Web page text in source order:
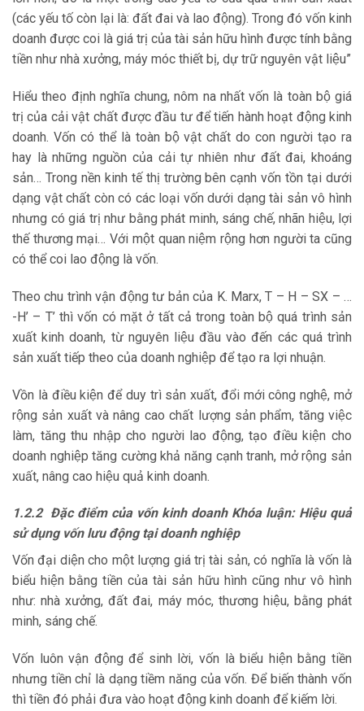
(các yếu tố còn lại là: đất đai và lao động). Trong đó vốn kinh
doanh được coi là giá trị của tài sản hữu hình được tính bằng
tiền như nhà xưởng, máy móc thiết bị, dự trữ nguyên vật liệu”
Hiểu theo định nghĩa chung, nôm na nhất vốn là toàn bộ giá
trị của cải vật chất được đầu tư để tiến hành hoạt động kinh
doanh. Vốn có thể là toàn bộ vật chất do con người tạo ra
hay là những nguồn của cải tự nhiên như đất đai, khoáng
sản… Trong nền kinh tế thị trường bên cạnh vốn tồn tại dưới
dạng vật chất còn có các loại vốn dưới dạng tài sản vô hình
nhưng có giá trị như bằng phát minh, sáng chế, nhãn hiệu, lợi
thế thương mại… Với một quan niệm rộng hơn người ta cũng
có thể coi lao động là vốn.
Theo chu trình vận động tư bản của K. Marx, T – H – SX – …
-H’ – T’ thì vốn có mặt ở tất cả trong toàn bộ quá trình sản
xuất kinh doanh, từ nguyên liệu đầu vào đến các quá trình
sản xuất tiếp theo của doanh nghiệp để tạo ra lợi nhuận.
Vồn là điều kiện để duy trì sản xuất, đổi mới công nghệ, mở
rộng sản xuất và nâng cao chất lượng sản phẩm, tăng việc
làm, tăng thu nhập cho người lao động, tạo điều kiện cho
doanh nghiệp tăng cường khả năng cạnh tranh, mở rộng sản
xuất, nâng cao hiệu quả kinh doanh.
1.2.2 Đặc điểm của vốn kinh doanh Khóa luận: Hiệu quả
sử dụng vốn lưu động tại doanh nghiệp
Vốn đại diện cho một lượng giá trị tài sản, có nghĩa là vốn là
biểu hiện bằng tiền của tài sản hữu hình cũng như vô hình
như: nhà xưởng, đất đai, máy móc, thương hiệu, bằng phát
minh, sáng chế.
Vốn luôn vận động để sinh lời, vốn là biểu hiện bằng tiền
nhưng tiền chỉ là dạng tiềm năng của vốn. Để biến thành vốn
thì tiền đó phải đưa vào hoạt động kinh doanh để kiếm lời.